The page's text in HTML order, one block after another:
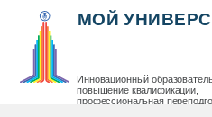
МОЙ
Инновационный
повышение квалификации,
профессиональная